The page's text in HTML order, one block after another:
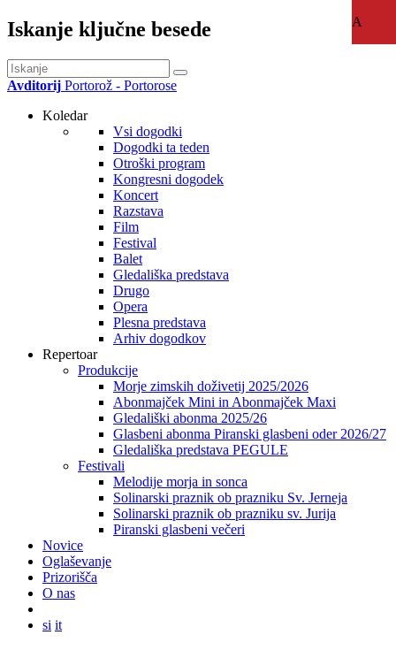
Iskanje ključne besede
Avditorij Portorož - Portorose
Koledar
Vsi dogodki
Dogodki ta teden
Otroški program
Kongresni dogodek
Koncert
Razstava
Film
Festival
Balet
Gledališka predstava
Drugo
Opera
Plesna predstava
Arhiv dogodkov
Repertoar
Produkcije
Morje zimskih doživetij 2025/2026
Abonmajček Mini in Abonmajček Maxi
Gledališki abonma 2025/26
Glasbeni abonma Piranski glasbeni oder 2026/27
Gledališka predstava PEGULE
Festivali
Melodije morja in sonca
Solinarski praznik ob prazniku Sv. Jerneja
Solinarski praznik ob prazniku sv. Jurija
Piranski glasbeni večeri
Novice
Oglaševanje
Prizorišča
O nas
si it
A